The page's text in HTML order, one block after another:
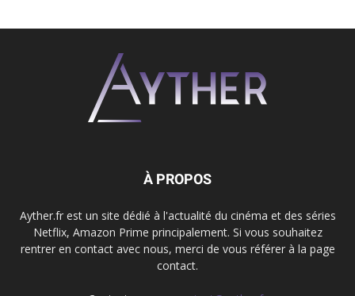
À PROPOS
Ayther.fr est un site dédié à l'actualité du cinéma et des séries
Netflix, Amazon Prime principalement. Si vous souhaitez
rentrer en contact avec nous, merci de vous référer à la page
contact.